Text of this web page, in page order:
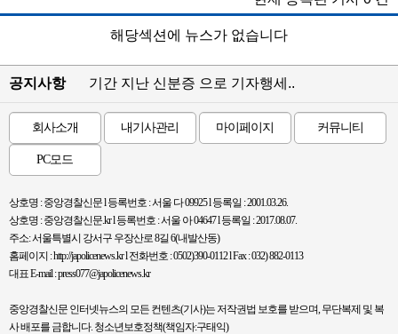
해당섹션에 뉴스가 없습니다
공지사항 기간 지난 신분증 으로 기자행세..
회사소개 내기사관리 마이페이지 커뮤니티
PC모드
상호명 : 중앙경찰신문 l 등록번호 : 서울 다 09925 l 등록일 : 2001.03.26.
상호명 : 중앙경찰신문.kr l 등록번호 : 서울 아 04647 l 등록일 : 2017.08.07.
주소: 서울특별시 강서구 우장산로 8길 6(내발산동)
홈페이지 : http://japolicenews.kr l 전화번호 : 0502)390-0112 l Fax : 032) 882-0113
대표 E-mail : press077@japolicenews.kr
중앙경찰신문 인터넷뉴스의 모든 컨텐츠(기사)는 저작권법 보호를 받으며, 무단복제 및 복
사 배포를 금합니다. 청소년보호정책(책임자:구태익)